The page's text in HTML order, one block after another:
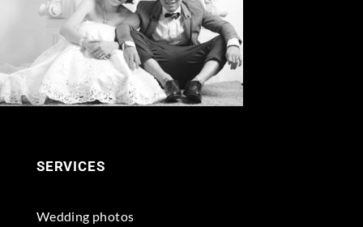
SERVICES
Wedding photos